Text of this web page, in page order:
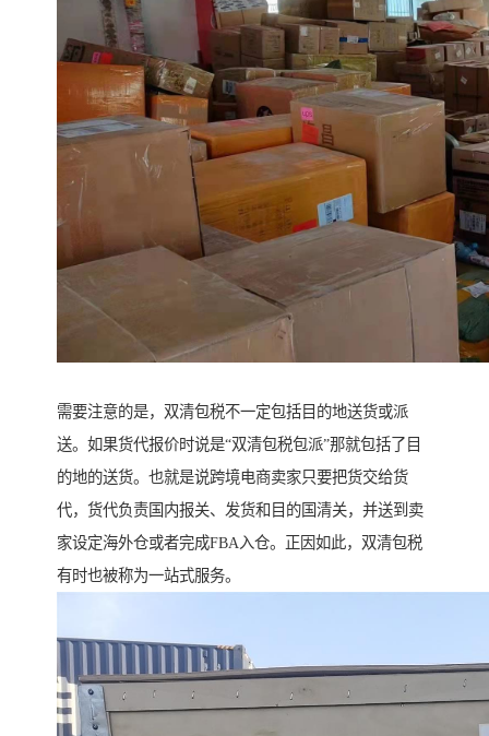
需要注意的是，双清包税不一定包括目的地送货或派
送。如果货代报价时说是“双清包税包派”那就包括了目
的地的送货。也就是说跨境电商卖家只要把货交给货
代，货代负责国内报关、发货和目的国清关，并送到卖
家设定海外仓或者完成FBA入仓。正因如此，双清包税
有时也被称为一站式服务。